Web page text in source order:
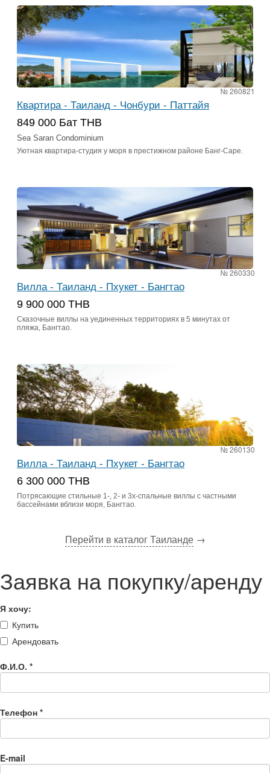
№ 260821
Квартира - Таиланд - Чонбури - Паттайя
849 000 Бат THB
Sea Saran Condominium
Уютная квартира-студия у моря в престижном районе Банг-Саре.
№ 260330
Вилла - Таиланд - Пхукет - Бангтао
9 900 000 THB
Сказочные виллы на уединенных территориях в 5 минутах от
пляжа, Бангтао.
№ 260130
Вилла - Таиланд - Пхукет - Бангтао
6 300 000 THB
Потрясающие стильные 1-, 2- и 3х-спальные виллы с частными
бассейнами вблизи моря, Бангтао.
Перейти в каталог Таиланде→
Заявка на покупку/аренду
Я хочу:
Купить
Арендовать
Ф.И.О. *
Телефон *
E-mail